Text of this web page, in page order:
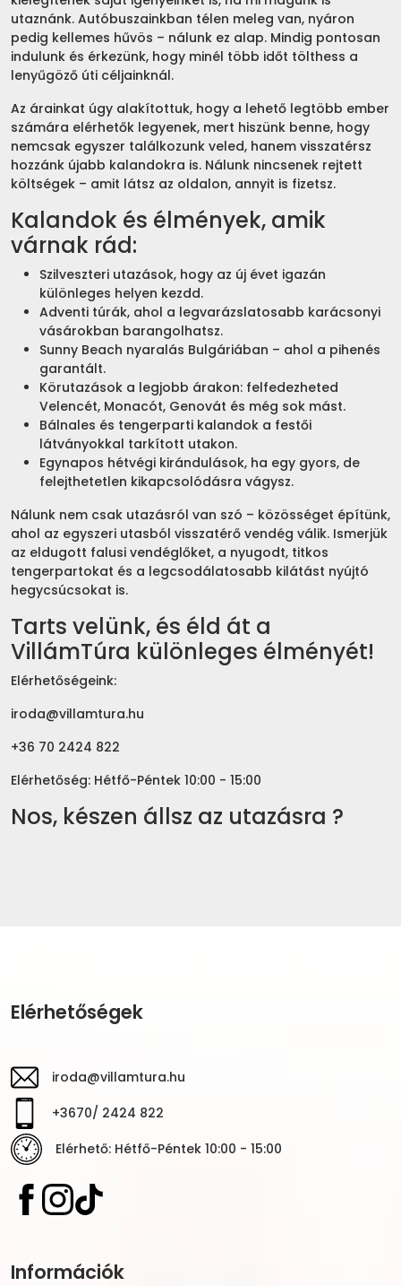
utaznánk. Autóbuszainkban télen meleg van, nyáron
pedig kellemes hűvös – nálunk ez alap. Mindig pontosan
indulunk és érkezünk, hogy minél több időt tölthess a
lenyűgöző úti céljainknál.
Az árainkat úgy alakítottuk, hogy a lehető legtöbb ember
számára elérhetők legyenek, mert hiszünk benne, hogy
nemcsak egyszer találkozunk veled, hanem visszatérsz
hozzánk újabb kalandokra is. Nálunk nincsenek rejtett
költségek – amit látsz az oldalon, annyit is fizetsz.
Kalandok és élmények, amik
várnak rád:
Szilveszteri utazások, hogy az új évet igazán
különleges helyen kezdd.
Adventi túrák, ahol a legvarázslatosabb karácsonyi
vásárokban barangolhatsz.
Sunny Beach nyaralás Bulgáriában – ahol a pihenés
garantált.
Körutazások a legjobb árakon: felfedezheted
Velencét, Monacót, Genovát és még sok mást.
Bálnales és tengerparti kalandok a festői
látványokkal tarkított utakon.
Egynapos hétvégi kirándulások, ha egy gyors, de
felejthetetlen kikapcsolódásra vágysz.
Nálunk nem csak utazásról van szó – közösséget építünk,
ahol az egyszeri utasból visszatérő vendég válik. Ismerjük
az eldugott falusi vendéglőket, a nyugodt, titkos
tengerpartokat és a legcsodálatosabb kilátást nyújtó
hegycsúcsokat is.
Tarts velünk, és éld át a
VillámTúra különleges élményét!
Elérhetőségeink:
iroda@villamtura.hu
+36 70 2424 822
Elérhetőség: Hétfő-Péntek 10:00 - 15:00
Nos, készen állsz az utazásra ?
Elérhetőségek
iroda@villamtura.hu
+3670/ 2424 822
Elérhető: Hétfő-Péntek 10:00 - 15:00
Információk